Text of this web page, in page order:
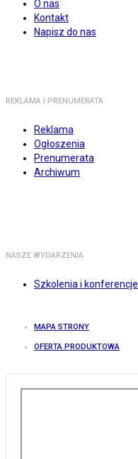
O nas
Kontakt
Napisz do nas
REKLAMA I PRENUMERATA
Reklama
Ogłoszenia
Prenumerata
Archiwum
NASZE WYDARZENIA
Szkolenia i konferencje
MAPA STRONY
OFERTA PRODUKTOWA